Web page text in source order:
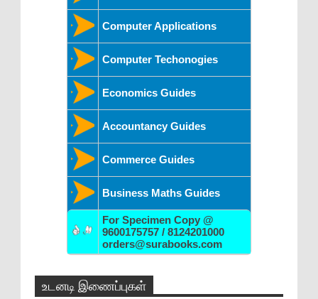
Computer Applications
Computer Techonogies
Economics Guides
Accountancy Guides
Commerce Guides
Business Maths Guides
For Specimen Copy @
9600175757 / 8124201000
orders@surabooks.com
உடனடி இணைப்புகள்